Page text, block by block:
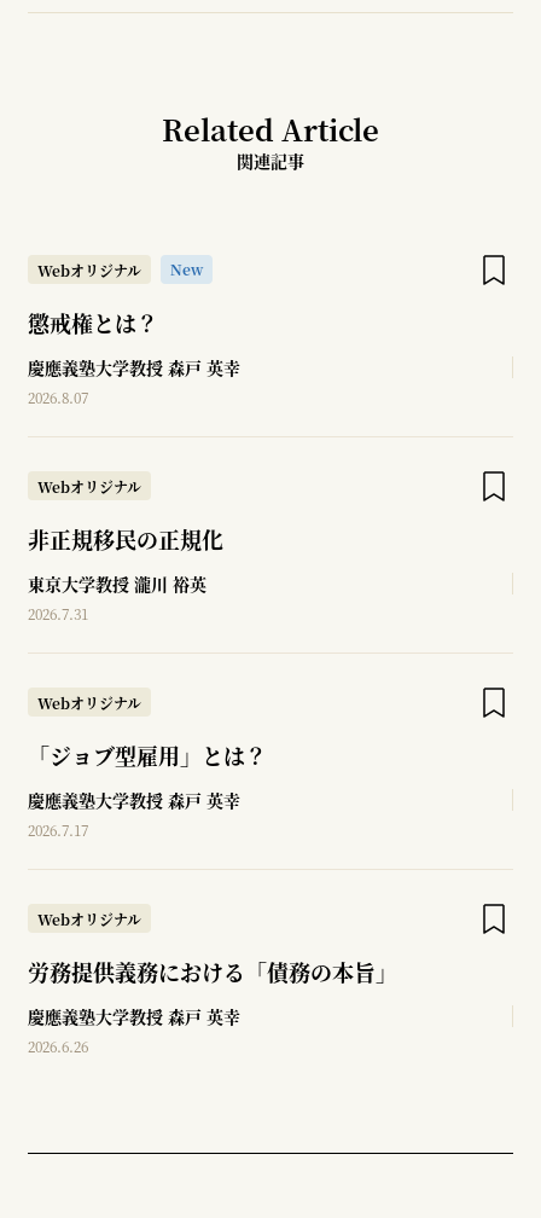
Related Article
関連記事
Webオリジナル New
懲戒権とは？
慶應義塾大学教授 森戸 英幸
2026.8.07
Webオリジナル
非正規移民の正規化
東京大学教授 瀧川 裕英
2026.7.31
Webオリジナル
「ジョブ型雇用」とは？
慶應義塾大学教授 森戸 英幸
2026.7.17
Webオリジナル
労務提供義務における「債務の本旨」
慶應義塾大学教授 森戸 英幸
2026.6.26